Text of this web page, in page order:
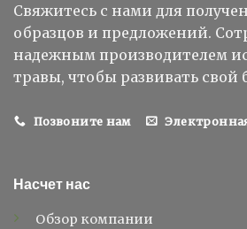
Свяжитесь с нами для
образцов и предложений.
надежным производителем
травы, чтобы развивать свой
Позвоните нам
Насчет нас
Обзор компании